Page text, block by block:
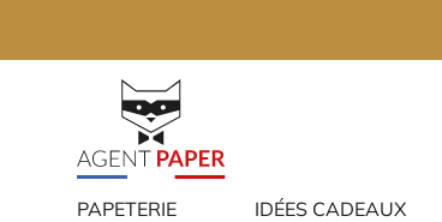
PAPETERIE IDÉES CADEAUX